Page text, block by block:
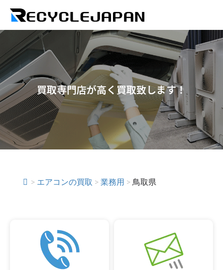
買取専門店が高く買取致します！
> エアコンの買取 > 業務用 > 鳥取県